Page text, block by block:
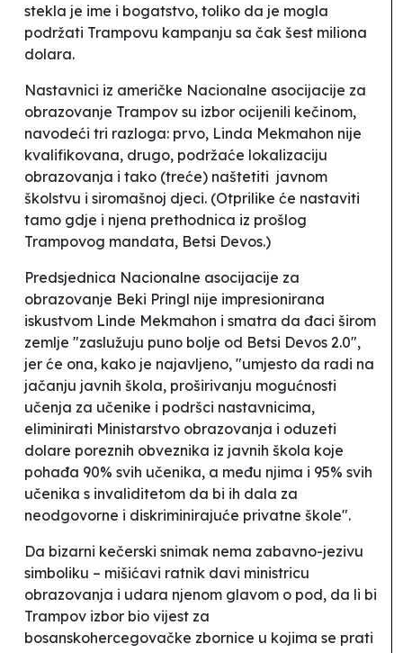
stekla je ime i bogatstvo, toliko da je mogla
podržati Trampovu kampanju sa čak šest miliona
dolara.
Nastavnici iz američke Nacionalne asocijacije za
obrazovanje Trampov su izbor ocijenili kečinom,
navodeći tri razloga: prvo, Linda Mekmahon nije
kvalifikovana, drugo, podržaće lokalizaciju
obrazovanja i tako (treće) naštetiti javnom
školstvu i siromašnoj djeci. (Otprilike će nastaviti
tamo gdje i njena prethodnica iz prošlog
Trampovog mandata, Betsi Devos.)
Predsjednica Nacionalne asocijacije za
obrazovanje Beki Pringl nije impresionirana
iskustvom Linde Mekmahon i smatra da đaci širom
zemlje "zaslužuju puno bolje od Betsi Devos 2.0",
jer će ona, kako je najavljeno, "umjesto da radi na
jačanju javnih škola, proširivanju mogućnosti
učenja za učenike i podršci nastavnicima,
eliminirati Ministarstvo obrazovanja i oduzeti
dolare poreznih obveznika iz javnih škola koje
pohađa 90% svih učenika, a među njima i 95% svih
učenika s invaliditetom da bi ih dala za
neodgovorne i diskriminirajuće privatne škole".
Da bizarni kečerski snimak nema zabavno-jezivu
simboliku – mišićavi ratnik davi ministricu
obrazovanja i udara njenom glavom o pod, da li bi
Trampov izbor bio vijest za
bosanskohercegovačke zbornice u kojima se prati